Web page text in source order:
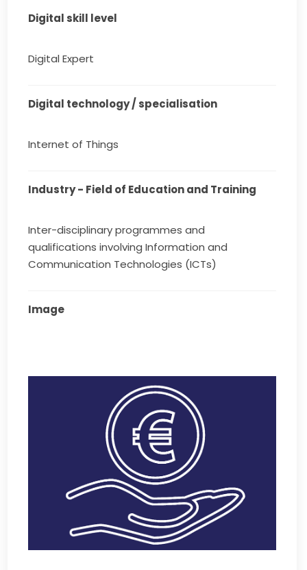
Digital skill level
Digital Expert
Digital technology / specialisation
Internet of Things
Industry - Field of Education and Training
Inter-disciplinary programmes and
qualifications involving Information and
Communication Technologies (ICTs)
Image